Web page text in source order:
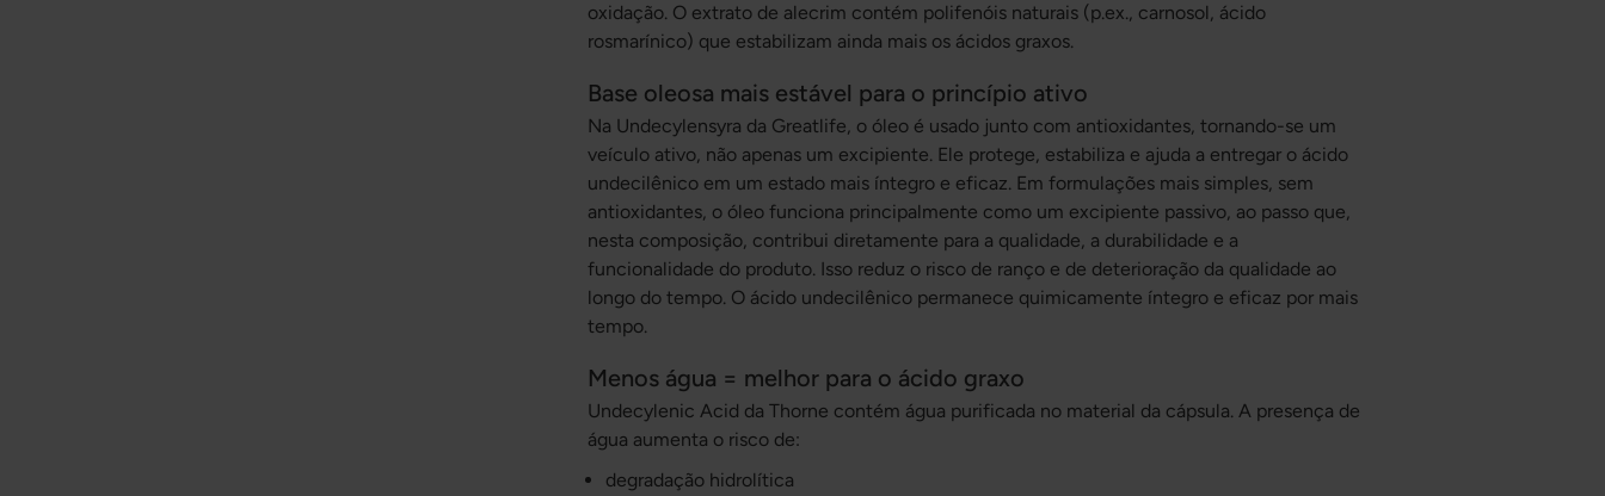
oxidação. O extrato de alecrim contém polifenóis naturais (p.ex., carnosol, ácido
rosmarínico) que estabilizam ainda mais os ácidos graxos.
Base oleosa mais estável para o princípio ativo
Na Undecylensyra da Greatlife, o óleo é usado junto com antioxidantes, tornando-se um
veículo ativo, não apenas um excipiente. Ele protege, estabiliza e ajuda a entregar o ácido
undecilênico em um estado mais íntegro e eficaz. Em formulações mais simples, sem
antioxidantes, o óleo funciona principalmente como um excipiente passivo, ao passo que,
nesta composição, contribui diretamente para a qualidade, a durabilidade e a
funcionalidade do produto. Isso reduz o risco de ranço e de deterioração da qualidade ao
longo do tempo. O ácido undecilênico permanece quimicamente íntegro e eficaz por mais
tempo.
Menos água = melhor para o ácido graxo
Undecylenic Acid da Thorne contém água purificada no material da cápsula. A presença de
água aumenta o risco de:
degradação hidrolítica